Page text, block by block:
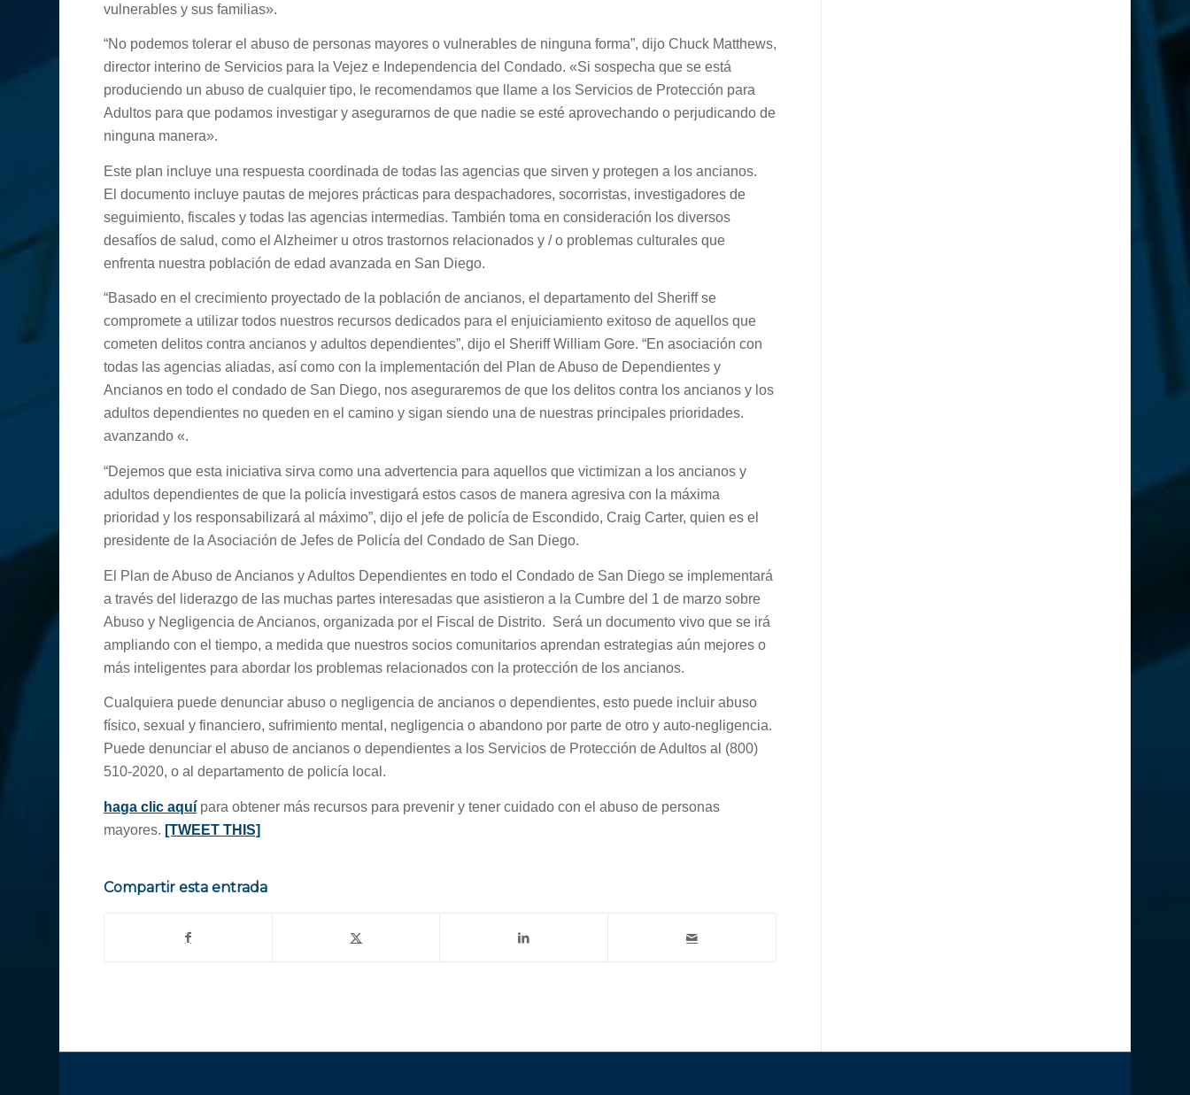
vulnerables y sus familias».
“No podemos tolerar el abuso de personas mayores o vulnerables de ninguna forma”, dijo Chuck Matthews,
director interino de Servicios para la Vejez e Independencia del Condado. «Si sospecha que se está
produciendo un abuso de cualquier tipo, le recomendamos que llame a los Servicios de Protección para
Adultos para que podamos investigar y asegurarnos de que nadie se esté aprovechando o perjudicando de
ninguna manera».
Este plan incluye una respuesta coordinada de todas las agencias que sirven y protegen a los ancianos.
El documento incluye pautas de mejores prácticas para despachadores, socorristas, investigadores de
seguimiento, fiscales y todas las agencias intermedias. También toma en consideración los diversos
desafíos de salud, como el Alzheimer u otros trastornos relacionados y / o problemas culturales que
enfrenta nuestra población de edad avanzada en San Diego.
“Basado en el crecimiento proyectado de la población de ancianos, el departamento del Sheriff se
compromete a utilizar todos nuestros recursos dedicados para el enjuiciamiento exitoso de aquellos que
cometen delitos contra ancianos y adultos dependientes”, dijo el Sheriff William Gore. “En asociación con
todas las agencias aliadas, así como con la implementación del Plan de Abuso de Dependientes y
Ancianos en todo el condado de San Diego, nos aseguraremos de que los delitos contra los ancianos y los
adultos dependientes no queden en el camino y sigan siendo una de nuestras principales prioridades.
avanzando «.
“Dejemos que esta iniciativa sirva como una advertencia para aquellos que victimizan a los ancianos y
adultos dependientes de que la policía investigará estos casos de manera agresiva con la máxima
prioridad y los responsabilizará al máximo”, dijo el jefe de policía de Escondido, Craig Carter, quien es el
presidente de la Asociación de Jefes de Policía del Condado de San Diego.
El Plan de Abuso de Ancianos y Adultos Dependientes en todo el Condado de San Diego se implementará
a través del liderazgo de las muchas partes interesadas que asistieron a la Cumbre del 1 de marzo sobre
Abuso y Negligencia de Ancianos, organizada por el Fiscal de Distrito. Será un documento vivo que se irá
ampliando con el tiempo, a medida que nuestros socios comunitarios aprendan estrategias aún mejores o
más inteligentes para abordar los problemas relacionados con la protección de los ancianos.
Cualquiera puede denunciar abuso o negligencia de ancianos o dependientes, esto puede incluir abuso
físico, sexual y financiero, sufrimiento mental, negligencia o abandono por parte de otro y auto-negligencia.
Puede denunciar el abuso de ancianos o dependientes a los Servicios de Protección de Adultos al (800)
510-2020, o al departamento de policía local.
haga clic aquí para obtener más recursos para prevenir y tener cuidado con el abuso de personas
mayores. [TWEET THIS]
Compartir esta entrada